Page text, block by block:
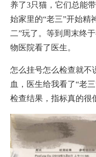
养了3只猫，它们总能
始家里的“老三”开始精
二”玩了。等到周末终
物医院看了医生。
怎么挂号怎么检查就
血，医生给我看了“老
检查结果，指标真的很